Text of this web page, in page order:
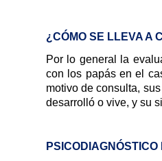
¿CÓMO SE LLEVA A
Por lo general la
con los papás en el
motivo de consulta,
desarrolló o vive, y su